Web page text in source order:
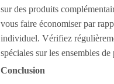
sur des produits
vous faire économiser par
individuel. Vérifiez
spéciales sur les ensembles de
Conclusion